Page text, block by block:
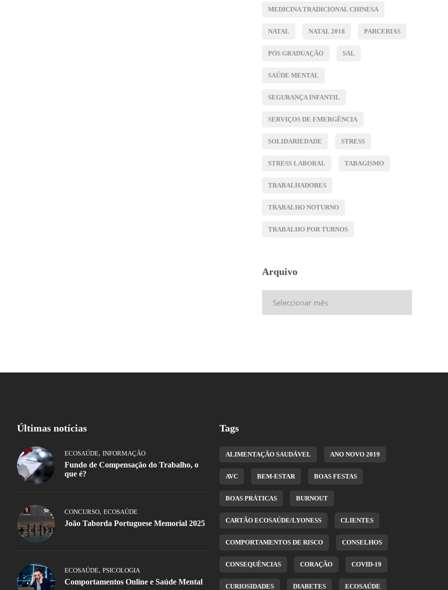
MEDICINA TRADICIONAL CHINESA
NATAL NATAL 2018 PARCERIAS
PÓS GRADUAÇÃO SAL
SAÚDE MENTAL
SEGURANÇA INFANTIL
SERVIÇOS DE EMERGÊNCIA
SOLIDARIEDADE STRESS
STRESS LABORAL TABAGISMO
TRABALHADORES
TRABALHO NOTURNO
TRABALHO POR TURNOS
Arquivo
Últimas notícias
ECOSAÚDE, INFORMAÇÃO
Fundo de Compensação do Trabalho, o
que é?
CONCURSO, ECOSAÚDE
João Taborda Portuguese Memorial 2025
ECOSAÚDE, PSICOLOGIA
Comportamentos Online e Saúde Mental
Tags
ALIMENTAÇÃO SAUDÁVEL ANO NOVO 2019
AVC BEM-ESTAR BOAS FESTAS
BOAS PRÁTICAS BURNOUT
CARTÃO ECOSAÚDE/LYONESS CLIENTES
COMPORTAMENTOS DE RISCO CONSELHOS
CONSEQUÊNCIAS CORAÇÃO COVID-19
CURIOSIDADES DIABETES ECOSAÚDE